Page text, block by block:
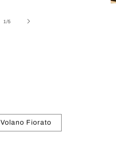
1/su
5
Volano Fiorato